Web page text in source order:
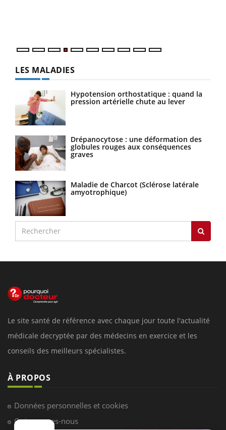
LES MALADIES
Hypotension orthostatique : quand la
pression artérielle chute au lever
Drépanocytose : une déformation des
globules rouges aux conséquences
graves
Maladie de Charcot (Sclérose latérale
amyotrophique)
Le site santé de référence avec chaque jour toute l'actualité
médicale decryptée par des médecins en exercice et les
conseils des meilleurs spécialistes.
À PROPOS
Données personnelles et cookies
Qui sommes-nous